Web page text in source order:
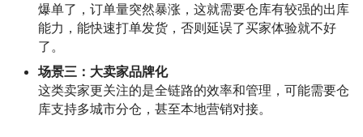
爆单了，订单量突然暴涨，这就需要仓库有较强的出库
能力，能快速打单发货，否则延误了买家体验就不好
了。
场景三：大卖家品牌化
这类卖家更关注的是全链路的效率和管理，可能需要仓
库支持多城市分仓，甚至本地营销对接。